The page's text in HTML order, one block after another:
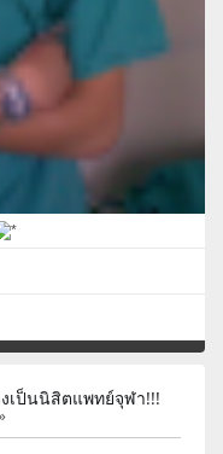
เป็นนิสิตแพทย์จุฬา!!!